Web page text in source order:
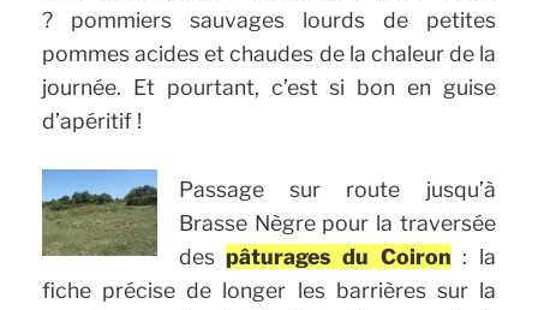
? pommiers sauvages lourds de petites
pommes acides et chaudes de la chaleur de la
journée. Et pourtant, c’est si bon en guise
d’apéritif !
Passage sur route jusqu’à
Brasse Nègre pour la traversée
despâturages du Coiron : la
fiche précise de longer les barrières sur la